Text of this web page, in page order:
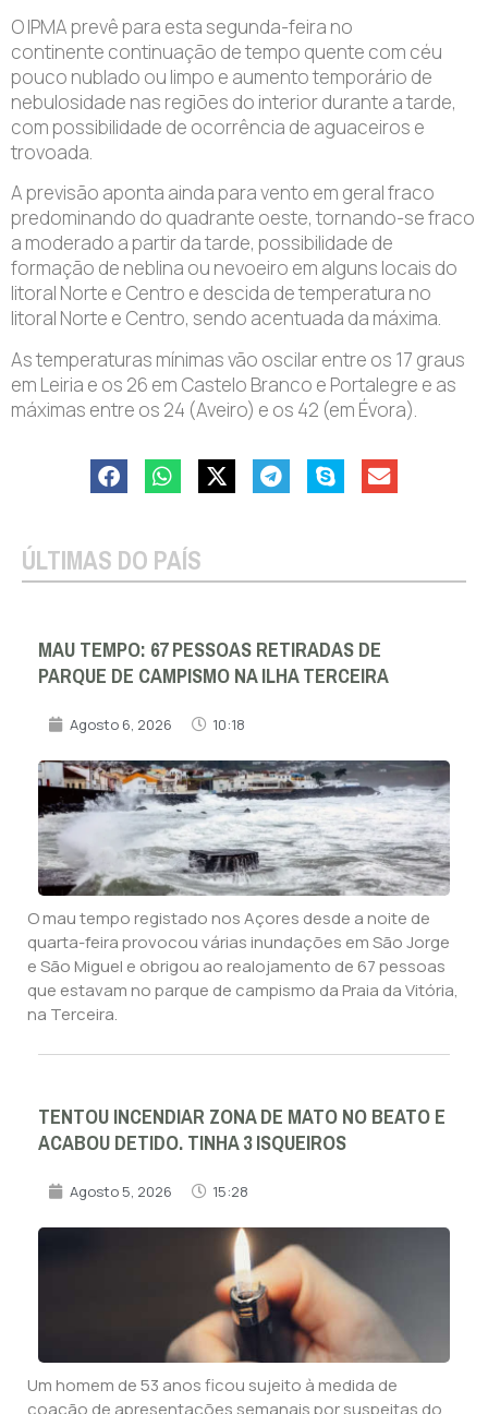
O IPMA prevê para esta segunda-feira no
continente continuação de tempo quente com céu
pouco nublado ou limpo e aumento temporário de
nebulosidade nas regiões do interior durante a tarde,
com possibilidade de ocorrência de aguaceiros e
trovoada.
A previsão aponta ainda para vento em geral fraco
predominando do quadrante oeste, tornando-se fraco
a moderado a partir da tarde, possibilidade de
formação de neblina ou nevoeiro em alguns locais do
litoral Norte e Centro e descida de temperatura no
litoral Norte e Centro, sendo acentuada da máxima.
As temperaturas mínimas vão oscilar entre os 17 graus
em Leiria e os 26 em Castelo Branco e Portalegre e as
máximas entre os 24 (Aveiro) e os 42 (em Évora).
ÚLTIMAS DO PAÍS
MAU TEMPO: 67 PESSOAS RETIRADAS DE
PARQUE DE CAMPISMO NA ILHA TERCEIRA
Agosto 6, 2026 10:18
O mau tempo registado nos Açores desde a noite de
quarta-feira provocou várias inundações em São Jorge
e São Miguel e obrigou ao realojamento de 67 pessoas
que estavam no parque de campismo da Praia da Vitória,
na Terceira.
TENTOU INCENDIAR ZONA DE MATO NO BEATO E
ACABOU DETIDO. TINHA 3 ISQUEIROS
Agosto 5, 2026 15:28
Um homem de 53 anos ficou sujeito à medida de
coação de apresentações semanais por suspeitas do